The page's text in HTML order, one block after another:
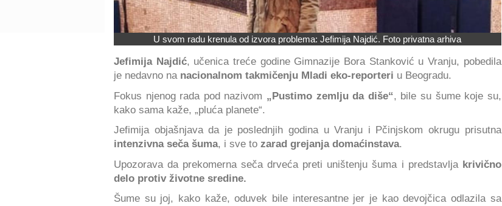
U svom radu krenula od izvora problema: Jefimija Najdić. Foto privatna arhiva
Jefimija Najdić, učenica treće godine Gimnazije Bora Stanković u Vranju, pobedila
je nedavno na nacionalnom takmičenju Mladi eko-reporteri u Beogradu.
Fokus njenog rada pod nazivom „Pustimo zemlju da diše“, bile su šume koje su,
kako sama kaže, „pluća planete“.
Jefimija objašnjava da je poslednjih godina u Vranju i Pčinjskom okrugu prisutna
intenzivna seča šuma, i sve to zarad grejanja domaćinstava.
Upozorava da prekomerna seča drveća preti uništenju šuma i predstavlja krivično
delo protiv životne sredine.
Šume su joj, kako kaže, oduvek bile interesantne jer je kao devojčica odlazila sa